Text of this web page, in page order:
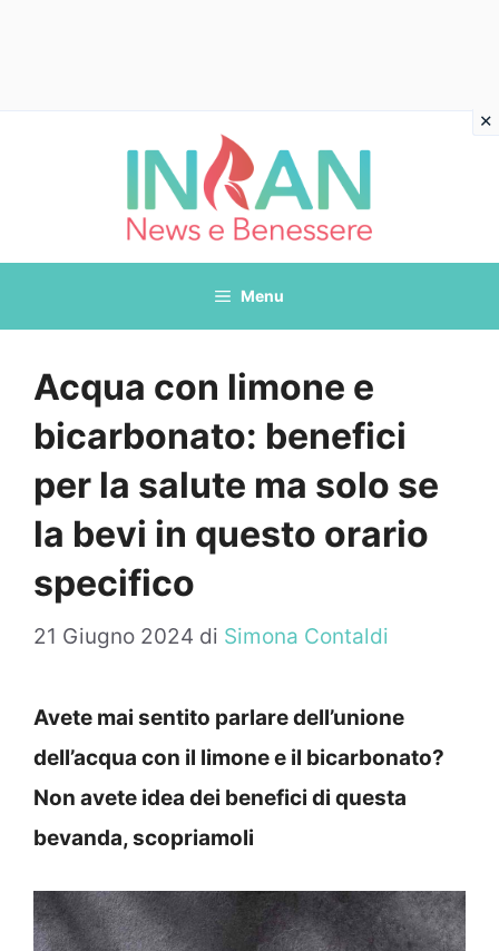
Menu
Acqua con limone e
bicarbonato: benefici
per la salute ma solo se
la bevi in questo orario
specifico
21 Giugno 2024 di Simona Contaldi
Avete mai sentito parlare dell’unione
dell’acqua con il limone e il bicarbonato?
Non avete idea dei benefici di questa
bevanda, scopriamoli